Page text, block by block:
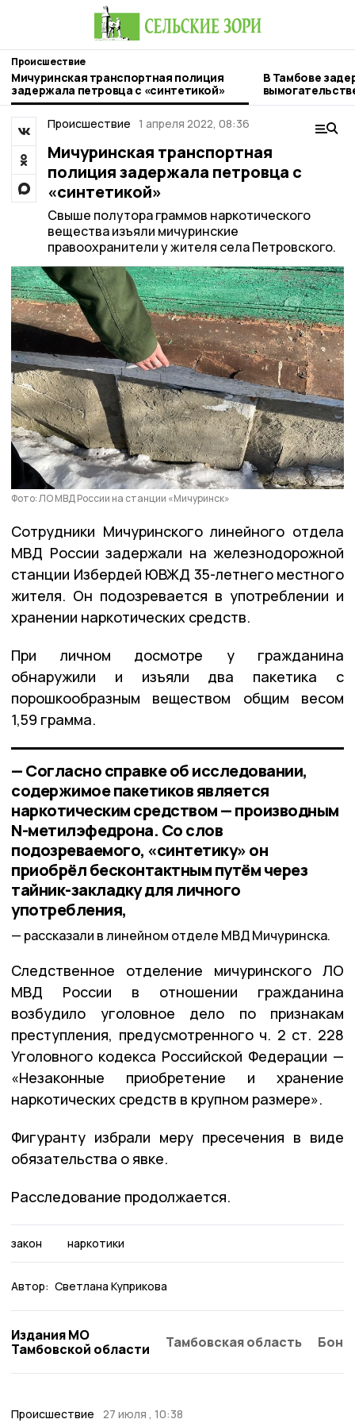
Происшествие
Мичуринская транспортная полиция
задержала петровца с «синтетикой»
В Тамбове
местного
Происшествие 1 апреля 2022, 08:36
Мичуринская транспортная
полиция задержала петровца с
«синтетикой»
Свыше полутора граммов наркотического
вещества изъяли мичуринские
правоохранители у жителя села Петровского.
Фото: ЛО МВД России на станции «Мичуринск»
Сотрудники Мичуринского линейного отдела
МВД России задержали на железнодорожной
станции Избердей ЮВЖД 35-летнего местного
жителя. Он подозревается в употреблении и
хранении наркотических средств.
При личном досмотре у гражданина
обнаружили и изъяли два пакетика с
порошкообразным веществом общим весом
1,59 грамма.
— Согласно справке об исследовании,
содержимое пакетиков является
наркотическим средством — производным
N-метилэфедрона. Со слов
подозреваемого, «синтетику» он
приобрёл бесконтактным путём через
тайник-закладку для личного
употребления,
рассказали в линейном отделе МВД Мичуринска.
Следственное отделение мичуринского ЛО
МВД России в отношении гражданина
возбудило уголовное дело по признакам
преступления, предусмотренного ч. 2 ст. 228
Уголовного кодекса Российской Федерации —
«Незаконные приобретение и хранение
наркотических средств в крупном размере».
Фигуранту избрали меру пресечения в виде
обязательства о явке.
Расследование продолжается.
закон наркотики
Автор: Светлана Куприкова
Издания МО
Тамбовской области
Тамбовская область
Происшествие 27 июля , 10:38